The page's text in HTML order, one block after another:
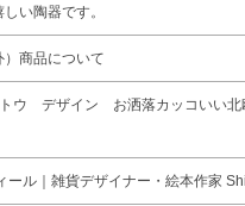
い陶器です。
商品について
ウ デザイン お洒落カッコいい北
ール｜雑貨デザイナー・絵本作家